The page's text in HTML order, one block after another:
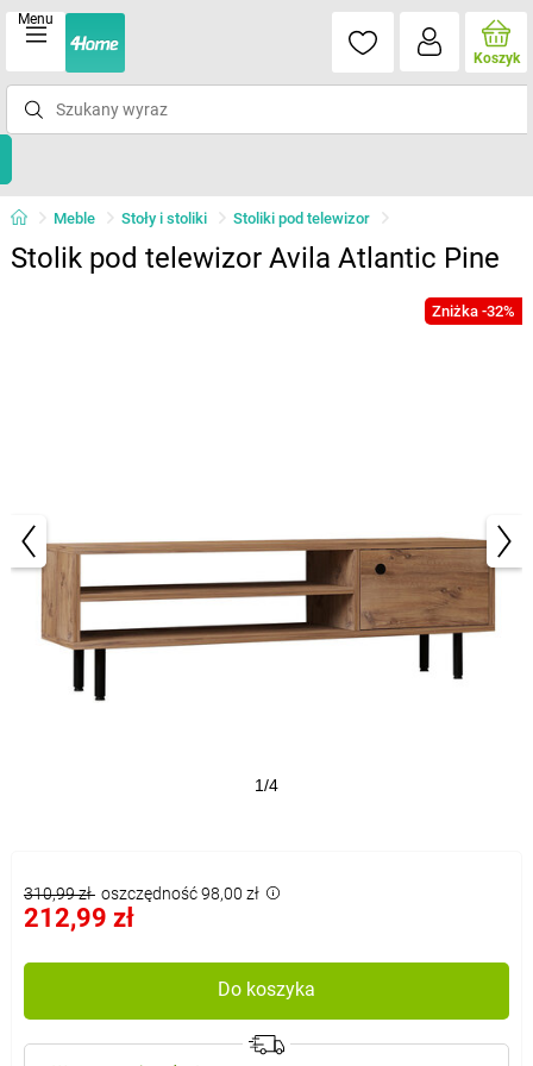
Menu
Koszyk
Meble Stoły i stoliki Stoliki pod telewizor
Stolik pod telewizor Avila Atlantic Pine
Zniżka -32%
1/4
310,99 zł oszczędność 98,00 zł
212,99 zł
Do koszyka